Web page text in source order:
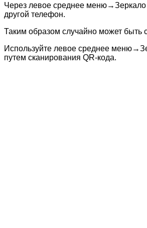
Через левое среднее
другой телефон.
Таким образом случайно может быть
Используйте левое среднее
путем сканирования QR-кода.